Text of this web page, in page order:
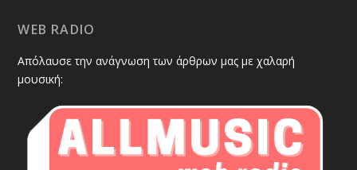
WEB RADIO
Απόλαυσε την ανάγνωση των άρθρων μας με χαλαρή
μουσική: